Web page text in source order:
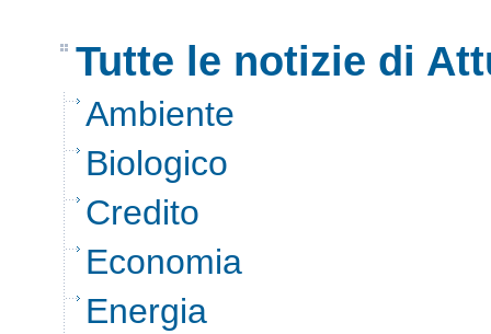
Tutte le notizie di
Ambiente
Biologico
Credito
Economia
Energia